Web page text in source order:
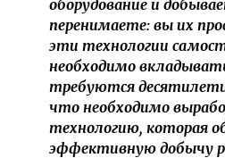
оборудование и
перенимаете: вы их
эти технологии
необходимо
требуются
что необходимо
технологию, которая
эффективную добычу